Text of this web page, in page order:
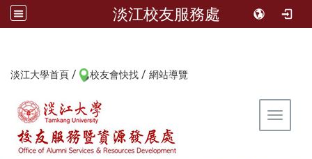
淡江校友服務處
淡江大學首頁 / 校友會快找 / 網站導覽
Toggle